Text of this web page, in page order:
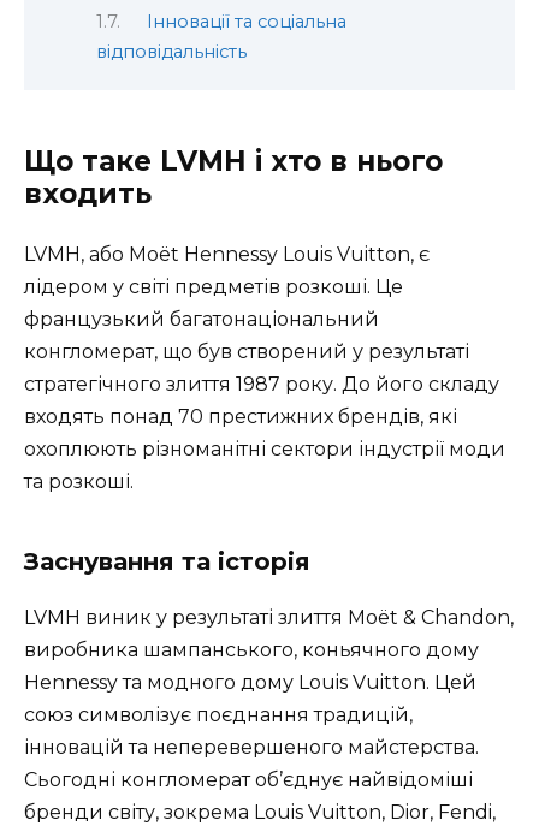
Інновації та соціальна
відповідальність
Що таке LVMH і хто в нього
входить
LVMH, або Moët Hennessy Louis Vuitton, є
лідером у світі предметів розкоші. Це
французький багатонаціональний
конгломерат, що був створений у результаті
стратегічного злиття 1987 року. До його складу
входять понад 70 престижних брендів, які
охоплюють різноманітні сектори індустрії моди
та розкоші.
Заснування та історія
LVMH виник у результаті злиття Moët & Chandon,
виробника шампанського, коньячного дому
Hennessy та модного дому Louis Vuitton. Цей
союз символізує поєднання традицій,
інновацій та неперевершеного майстерства.
Сьогодні конгломерат об’єднує найвідоміші
бренди світу, зокрема Louis Vuitton, Dior, Fendi,